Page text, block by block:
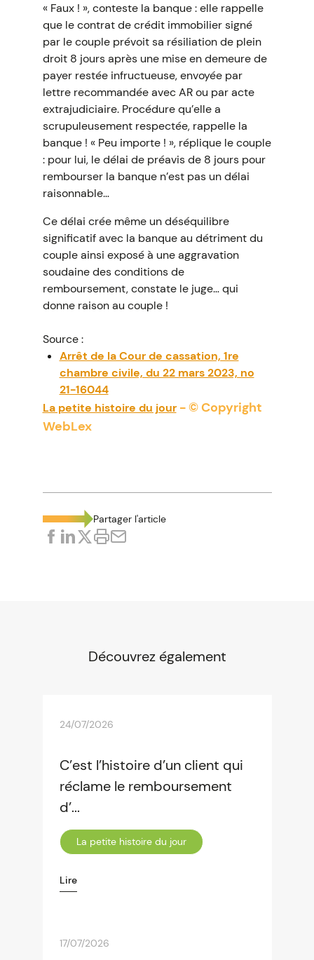
« Faux ! », conteste la banque : elle rappelle
que le contrat de crédit immobilier signé
par le couple prévoit sa résiliation de plein
droit 8 jours après une mise en demeure de
payer restée infructueuse, envoyée par
lettre recommandée avec AR ou par acte
extrajudiciaire. Procédure qu’elle a
scrupuleusement respectée, rappelle la
banque ! « Peu importe ! », réplique le couple
: pour lui, le délai de préavis de 8 jours pour
rembourser la banque n’est pas un délai
raisonnable…
Ce délai crée même un déséquilibre
significatif avec la banque au détriment du
couple ainsi exposé à une aggravation
soudaine des conditions de
remboursement, constate le juge… qui
donne raison au couple !
Source :
Arrêt de la Cour de cassation, 1re
chambre civile, du 22 mars 2023, no
21-16044
La petite histoire du jour- © Copyright
WebLex
Partager l'article
Découvrez également
24/07/2026
C’est l’histoire d’un client qui
réclame le remboursement
d’...
La petite histoire du jour
Lire
17/07/2026